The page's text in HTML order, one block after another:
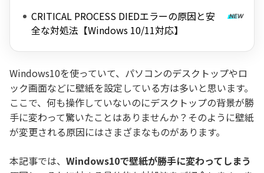
CRITICAL PROCESS DIEDエラーの原因と安
全な対処法【Windows 10/11対応】
Windows10を使っていて、パソコンのデスクトップやロ
ック画面などに壁紙を設定している方は多いと思います。
ここで、何も操作していないのにデスクトップの背景が勝
手に変わって驚いたことはありませんか？そのように壁紙
が変更される原因にはさまざまなものがあります。
本記事では、 Windows10で壁紙が勝手に変わってしまう